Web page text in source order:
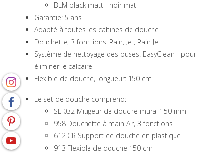
BLM black matt - noir mat
Garantie: 5 ans
Adapté à toutes les cabines de douche
Douchette, 3 fonctions: Rain, Jet, Rain-Jet
Système de nettoyage des buses: EasyClean - pour
éliminer le calcaire
Flexible de douche, longueur: 150 cm
Le set de douche comprend:
SL 032 Mitigeur de douche mural 150 mm
958 Douchette à main Air, 3 fonctions
612 CR Support de douche en plastique
913 Flexible de douche 150 cm